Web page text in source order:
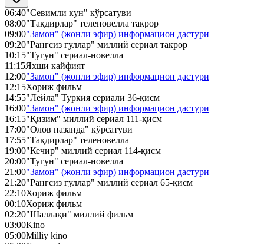
06:40"Севимли кун" кўрсатуви
08:00"Тақдирлар" теленовелла такрор
09:00"Замон" (жонли эфир) информацион дастури
09:20"Рангсиз гуллар" миллий сериал такрор
10:15"Тугун" сериал-новелла
11:15Яхши кайфият
12:00"Замон" (жонли эфир) информацион дастури
12:15Хориж фильм
14:55"Лейла" Туркия сериали 36-қисм
16:00"Замон" (жонли эфир) информацион дастури
16:15"Қизим" миллий сериал 111-қисм
17:00"Олов пазанда" кўрсатуви
17:55"Тақдирлар" теленовелла
19:00"Кечир" миллий сериал 114-қисм
20:00"Тугун" сериал-новелла
21:00"Замон" (жонли эфир) информацион дастури
21:20"Рангсиз гуллар" миллий сериал 65-қисм
22:10Хориж фильм
00:10Хориж фильм
02:20"Шаллақи" миллий фильм
03:00Kino
05:00Milliy kino